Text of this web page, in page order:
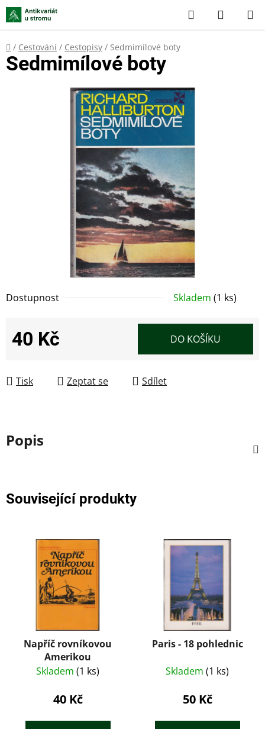
Přejít
na
obsah
Hledat
KOŠÍK
Domů
/ Cestování / Cestopisy / Sedmimílové boty
Dostupnost Skladem (1 ks)
40 Kč DO KOŠÍKU
Tisk Zeptat se Sdílet
Sedmimílové boty
Popis
Související produkty
Napříč rovníkovou
Amerikou
Skladem (1 ks)
40 Kč
Paris - 18 pohlednic
Skladem (1 ks)
50 Kč